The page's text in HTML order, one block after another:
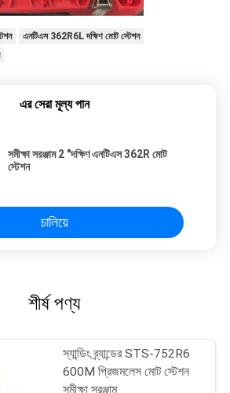
এনটিএস 362R6L দক্ষিণ মোট স্টেশন
এর সেরা মূল্য পান
সমীক্ষা সরঞ্জাম 2 "দক্ষিণ এনটিএস 362R মোট
স্টেশন
চালিয়ে
শীর্ষ পণ্য
স্যান্ডিং ব্র্যান্ডের STS-752R6
600M প্রিজমলেস মোট স্টেশন
সমীক্ষা সরঞ্জাম